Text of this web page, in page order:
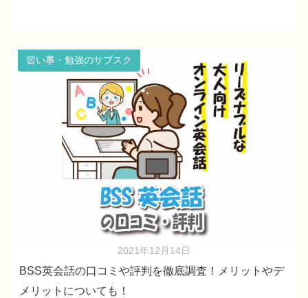
習い事・勉強のサブスク
2021年12月14日
BSS英会話の口コミや評判を徹底調査！メリットやデ
メリットについても！